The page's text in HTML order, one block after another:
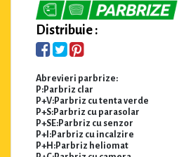
Distribuie :
Abrevieri parbrize:
P:Parbriz clar
P+V:Parbriz cu tenta verde
P+S:Parbriz cu parasolar
P+SE:Parbriz cu senzor
P+I:Parbriz cu incalzire
P+H:Parbriz heliomat